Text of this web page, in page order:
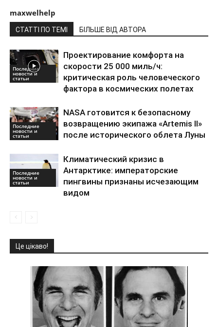
maxwelhelp
СТАТТІ ПО ТЕМІ БІЛЬШЕ ВІД АВТОРА
Последние
новости и
статьи
Проектирование комфорта на
скорости 25 000 миль/ч:
критическая роль человеческого
фактора в космических полетах
Последние
новости и
статьи
NASA готовится к безопасному
возвращению экипажа «Artemis II»
после исторического облета Луны
Последние
новости и
статьи
Климатический кризис в
Антарктике: императорские
пингвины признаны исчезающим
видом
Це цікаво!